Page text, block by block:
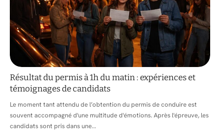
Résultat du permis à 1h du matin : expériences et
témoignages de candidats
Le moment tant attendu de l’obtention du permis de conduire est
souvent accompagné d'une multitude d'émotions. Après l'épreuve, les
candidats sont pris dans une…